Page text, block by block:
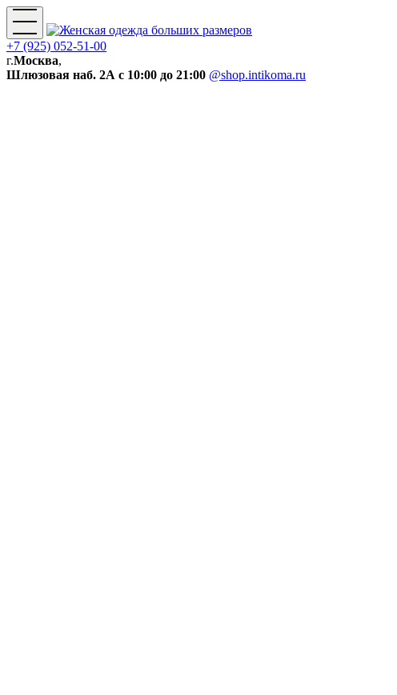
+7 (925) 052-51-00
г.Москва,
Шлюзовая наб. 2А с 10:00 до 21:00 @shop.intikoma.ru